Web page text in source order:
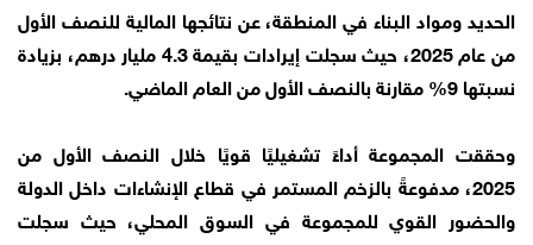
الحديد ومواد البناء في المنطقة، عن نتائجها المالية للنصف الأول
من عام 2025، حيث سجلت إيرادات بقيمة 4.3 مليار درهم، بزيادة
نسبتها 9% مقارنة بالنصف الأول من العام الماضي.
وحققت المجموعة أداءً تشغيليًا قويًا خلال النصف الأول من
2025، مدفوعةً بالزخم المستمر في قطاع الإنشاءات داخل الدولة
والحضور القوي للمجموعة في السوق المحلي، حيث سجلت